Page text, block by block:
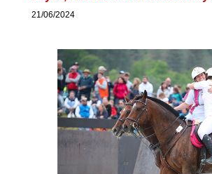
21/06/2024